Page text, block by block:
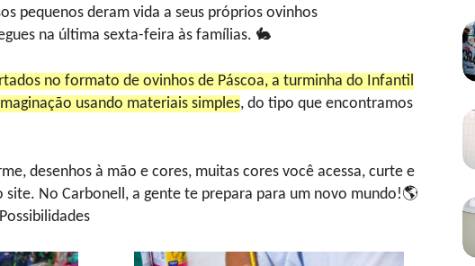
pequenos deram vida a seus próprios ovinhos
na última sexta-feira às famílias. 🐇
no formato de ovinhos de Páscoa, a turminha do Infantil
usando materiais simples, do tipo que encontramos
desenhos à mão e cores, muitas cores você acessa, curte e
No Carbonell, a gente te prepara para um novo mundo!🌎